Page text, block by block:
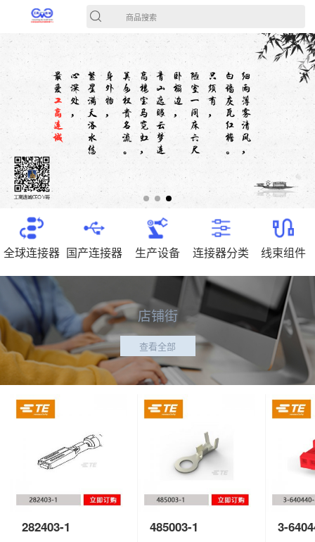
商品搜索
全球连接器 国产连接器 生产设备 连接器分类 线束组件
店铺街
查看全部
282403-1 485003-1 3-